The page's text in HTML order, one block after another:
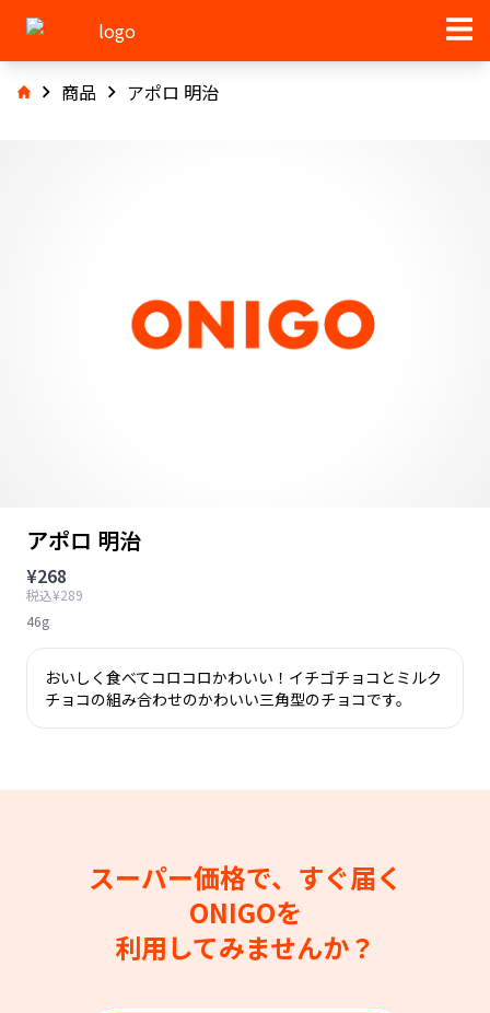
商品 アポロ 明治
アポロ 明治
¥268
税込¥289
46g
おいしく食べてコロコロかわいい！イチゴチョコとミルク
チョコの組み合わせのかわいい三角型のチョコです。
スーパー価格で、すぐ届く
ONIGOを
利用してみませんか？